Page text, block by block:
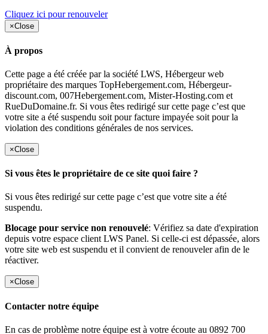
Cliquez ici pour renouveler
×Close
À propos
Cette page a été créée par la société LWS, Hébergeur web
propriétaire des marques TopHebergement.com, Hébergeur-
discount.com, 007Hebergement.com, Mister-Hosting.com et
RueDuDomaine.fr. Si vous êtes redirigé sur cette page c’est que
votre site a été suspendu soit pour facture impayée soit pour la
violation des conditions générales de nos services.
×Close
Si vous êtes le propriétaire de ce site quoi faire ?
Si vous êtes redirigé sur cette page c’est que votre site a été
suspendu.
Blocage pour service non renouvelé: Vérifiez sa date d'expiration
depuis votre espace client LWS Panel. Si celle-ci est dépassée, alors
votre site web est suspendu et il convient de renouveler afin de le
réactiver.
×Close
Contacter notre équipe
En cas de problème notre équipe est à votre écoute au 0892 700